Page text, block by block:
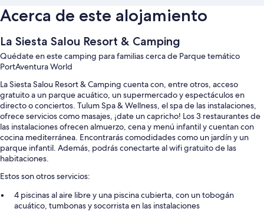
Acerca de este alojamiento
La Siesta Salou Resort & Camping
Quédate en este camping para familias cerca de Parque temático
PortAventura World
La Siesta Salou Resort & Camping cuenta con, entre otros, acceso
gratuito a un parque acuático, un supermercado y espectáculos en
directo o conciertos. Tulum Spa & Wellness, el spa de las instalaciones,
ofrece servicios como masajes, ¡date un capricho! Los 3 restaurantes de
las instalaciones ofrecen almuerzo, cena y menú infantil y cuentan con
cocina mediterránea. Encontrarás comodidades como un jardín y un
parque infantil. Además, podrás conectarte al wifi gratuito de las
habitaciones.
Estos son otros servicios:
4 piscinas al aire libre y una piscina cubierta, con un tobogán
acuático, tumbonas y socorrista en las instalaciones